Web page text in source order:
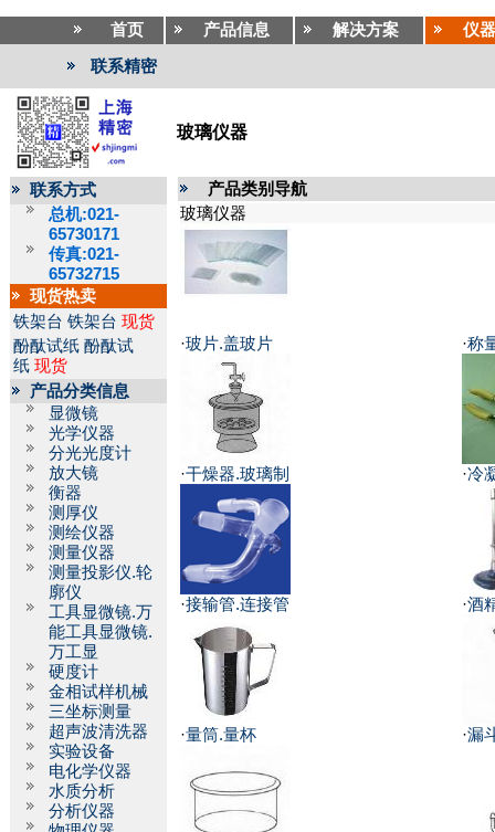
首页 产品信息 解决方案 仪
联系精密
玻璃仪器
联系方式
总机:021-
65730171
传真:021-
65732715
现货热卖
铁架台 铁架台 现货
酚酞试纸 酚酞试
纸 现货
产品分类信息
显微镜
光学仪器
分光光度计
放大镜
衡器
测厚仪
测绘仪器
测量仪器
测量投影仪.轮
廓仪
工具显微镜.万
能工具显微镜.
万工显
硬度计
金相试样机械
三坐标测量
超声波清洗器
实验设备
电化学仪器
水质分析
分析仪器
产品类别导航
玻璃仪器
·玻片.盖玻片 ·称
·干燥器.玻璃制 ·冷
·接输管.连接管 ·酒
·量筒.量杯 ·漏